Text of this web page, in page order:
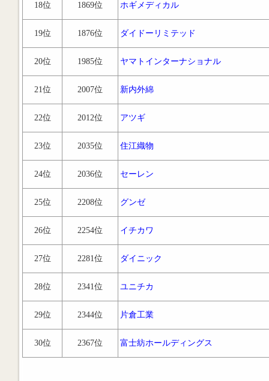
18位 1869位 ホギメディカル
19位 1876位 ダイドーリミテッド
20位 1985位 ヤマトインターナショナル
21位 2007位 新内外綿
22位 2012位 アツギ
23位 2035位 住江織物
24位 2036位 セーレン
25位 2208位 グンゼ
26位 2254位 イチカワ
27位 2281位 ダイニック
28位 2341位 ユニチカ
29位 2344位 片倉工業
30位 2367位 富士紡ホールディングス